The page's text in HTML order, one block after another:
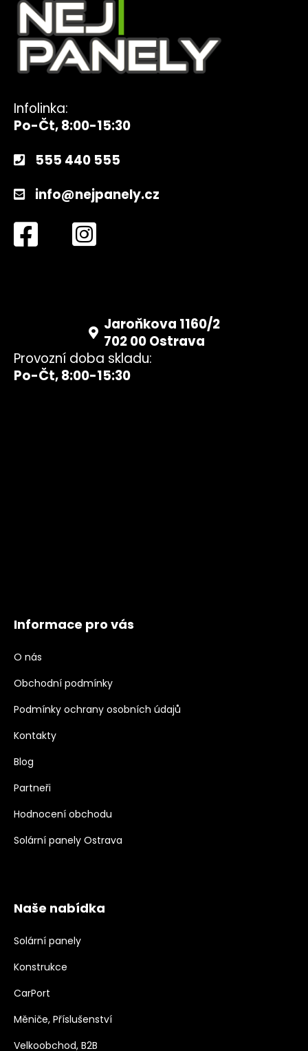
Infolinka:
Po-Čt, 8:00-15:30
555 440 555
info@nejpanely.cz
Jaroňkova 1160/2
702 00 Ostrava
Provozní doba skladu:
Po-Čt, 8:00-15:30
Informace pro vás
O nás
Obchodní podmínky
Podmínky ochrany osobních údajů
Kontakty
Blog
Partneři
Hodnocení obchodu
Solární panely Ostrava
Naše nabídka
Solární panely
Konstrukce
CarPort
Měniče, Příslušenství
Velkoobchod, B2B